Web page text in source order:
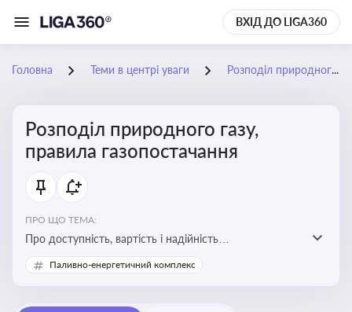
ВХІД ДО LIGA360
Головна Теми в центрі уваги Розподіл природного газу, правила газопостачання
Розподіл природного газу,
правила газопостачання
ПРО ЩО ТЕМА:
Про доступність, вартість і надійність
енергопостачання для бізнесу та вплив на економічну
стабільність
Паливно-енергетичний комплекс